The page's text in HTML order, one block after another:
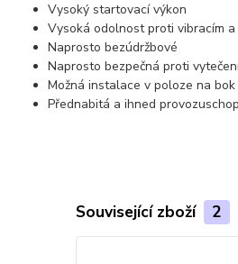
Vysoký startovací výkon
Vysoká odolnost proti vibracím
Naprosto bezúdržbové
Naprosto bezpečná proti
Možná instalace v poloze na bok
Přednabitá a ihned
Související zboží 2